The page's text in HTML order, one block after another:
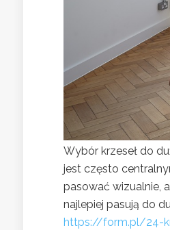
Wybór krzeseł do
jest często
pasować wizualnie,
najlepiej pasują do
https://form.pl/24-